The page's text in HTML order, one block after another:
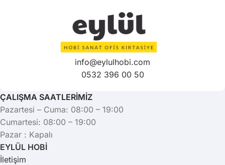
info@eylulhobi.com
0532 396 00 50
ÇALIŞMA SAATLERİMİZ
Pazartesi – Cuma: 08:00 – 19:00
Cumartesi: 08:00 – 19:00
Pazar : Kapalı
EYLÜL HOBİ
İletişim